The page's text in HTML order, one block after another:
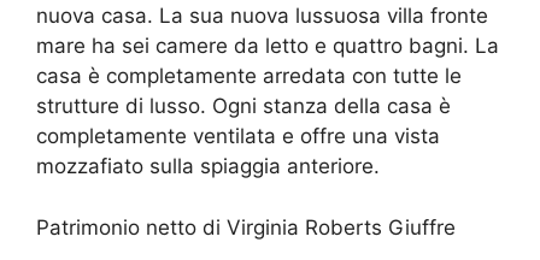
nuova casa. La sua nuova lussuosa villa fronte
mare ha sei camere da letto e quattro bagni. La
casa è completamente arredata con tutte le
strutture di lusso. Ogni stanza della casa è
completamente ventilata e offre una vista
mozzafiato sulla spiaggia anteriore.
Patrimonio netto di Virginia Roberts Giuffre